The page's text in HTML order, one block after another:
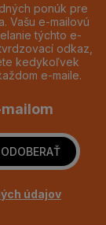
ponúk pre
Vašu e-mailovú
týchto e-
odkaz,
kedykoľvek
e-maile.
ODOBERAŤ
údajov